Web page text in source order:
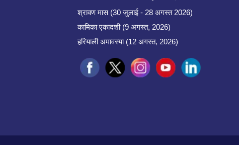
श्रावण मास (30 जुलाई - 28 अगस्त 2026)
कामिका एकादशी (9 अगस्त, 2026)
हरियाली अमावस्या (12 अगस्त, 2026)